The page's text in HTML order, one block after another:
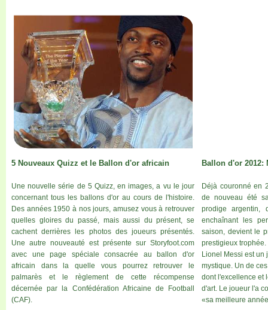
5 Nouveaux Quizz et le Ballon d'or africain
Une nouvelle série de 5 Quizz, en images, a vu le jour
concernant tous les ballons d'or au cours de l'histoire.
Des années 1950 à nos jours, amusez vous à retrouver
quelles gloires du passé, mais aussi du présent, se
cachent derrières les photos des joueurs présentés.
Une autre nouveauté est présente sur Storyfoot.com
avec une page spéciale consacrée au ballon d'or
africain dans la quelle vous pourrez retrouver le
palmarès et le règlement de cette récompense
décernée par la Confédération Africaine de Football
(CAF).
Ballon d'or 2012:
Déjà couronné en
de nouveau été
prodige
enchaînant les
saison, devient le
prestigieux trophée.
Lionel Messi est
mystique. Un de
dont l'excellence et
d'art. Le joueur l'a
«sa meilleure